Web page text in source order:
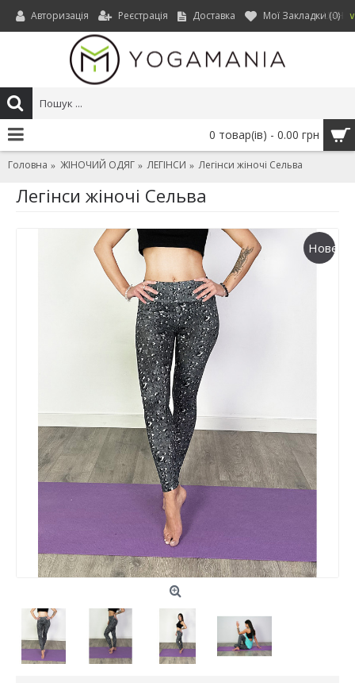
UAH ∨
Авторизація Реєстрація Доставка Мої Закладки (0)
0 товар(ів) - 0.00 грн
Головна ЖІНОЧИЙ ОДЯГ ЛЕГІНСИ Легінси жіночі Сельва
Легінси жіночі Сельва
Нове